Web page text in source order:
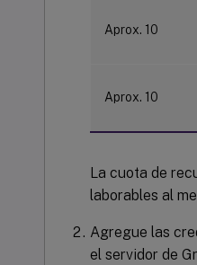
Aprox. 10
Aprox. 10
La cuota de
laborables al
Agregue las
el servidor de